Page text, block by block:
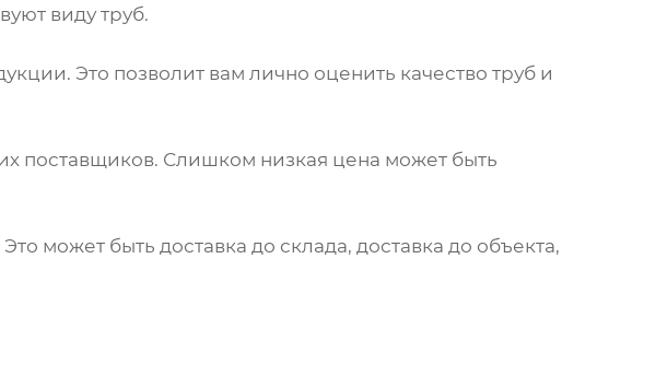
виду труб.
Это позволит вам лично оценить качество труби
поставщиков. Слишком низкая цена может быть
может быть доставка до склада, доставка до объекта,